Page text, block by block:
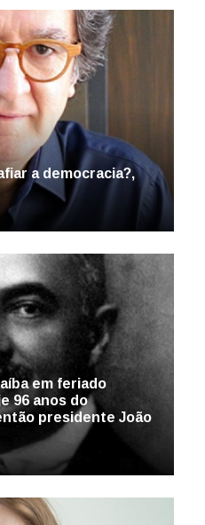
a democracia?,
em feriado
96 anos do
presidente João